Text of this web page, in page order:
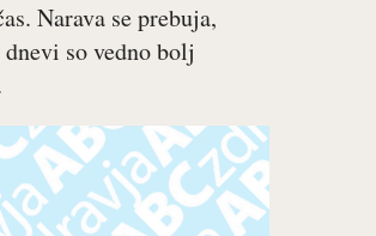
Narava se prebuja,
so vedno bolj